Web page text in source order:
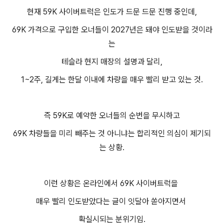
현재 59K 사이버트럭은 인도가 드문 드문 진행 중인데,
69K 가격으로 구입한 오너들이 2027년은 돼야 인도받을 것이라
는
테슬라 현지 매장의 설명과 달리,
1~2주, 길게는 한달 이내에 차량을 매우 빨리 받고 있는 것.
즉 59K로 예약한 오너들의 순번을 무시하고
69K 차량들을 미리 빼주는 것 아니냐는 합리적인 의심이 제기되
는 상황.
이런 상황은 온라인에서 69K 사이버트럭을
매우 빨리 인도받았다는 글이 잇달아 쏟아지면서
확실시되는 분위기임.